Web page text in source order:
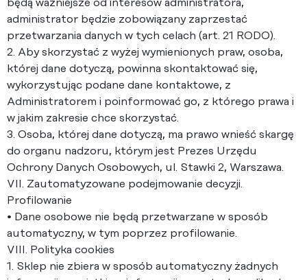
będą ważniejsze od interesów administratora,
administrator będzie zobowiązany zaprzestać
przetwarzania danych w tych celach (art. 21 RODO).
2. Aby skorzystać z wyżej wymienionych praw, osoba,
której dane dotyczą, powinna skontaktować się,
wykorzystując podane dane kontaktowe, z
Administratorem i poinformować go, z którego prawa i
w jakim zakresie chce skorzystać.
3. Osoba, której dane dotyczą, ma prawo wnieść skargę
do organu nadzoru, którym jest Prezes Urzędu
Ochrony Danych Osobowych, ul. Stawki 2, Warszawa.
VII. Zautomatyzowane podejmowanie decyzji.
Profilowanie
• Dane osobowe nie będą przetwarzane w sposób
automatyczny, w tym poprzez profilowanie.
VIII. Polityka cookies
1. Sklep nie zbiera w sposób automatyczny żadnych